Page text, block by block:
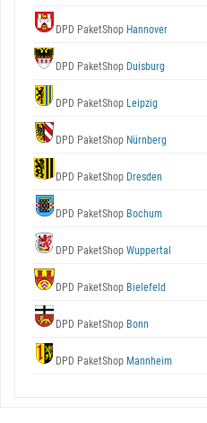
DPD PaketShop Hannover
DPD PaketShop Duisburg
DPD PaketShop Leipzig
DPD PaketShop Nürnberg
DPD PaketShop Dresden
DPD PaketShop Bochum
DPD PaketShop Wuppertal
DPD PaketShop Bielefeld
DPD PaketShop Bonn
DPD PaketShop Mannheim